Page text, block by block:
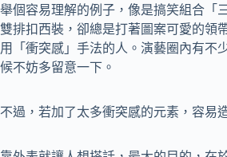
舉個容易理解的例子，像是搞笑組合「
雙排扣西裝，卻總是打著圖案可愛的領
用「衝突感」手法的人。演藝圈內有不
候不妨多留意一下。
不過，若加了太多衝突感的元素，容易